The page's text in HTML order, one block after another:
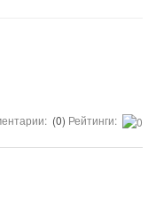
(0) Рейтинги: